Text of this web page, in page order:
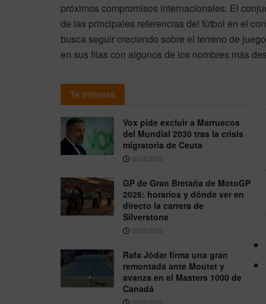
próximos compromisos internacionales. El
de las principales referencias del fútbol en el
busca seguir creciendo sobre el terreno de
en sus filas con algunos de los nombres más
Te interesa
Vox pide excluir a Marruecos
del Mundial 2030 tras la crisis
migratoria de Ceuta
06/08/2026
GP de Gran Bretaña de MotoGP
2026: horarios y dónde ver en
directo la carrera de
Silverstone
06/08/2026
Rafa Jódar firma una gran
remontada ante Moutet y
avanza en el Masters 1000 de
Canadá